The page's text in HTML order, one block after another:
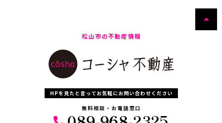
松山市の不動産情報
HPを見たと言ってお気軽にお問い合わせください
無料相談・お電話窓口